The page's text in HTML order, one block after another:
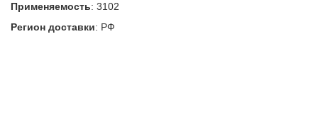
Применяемость: 3102
Регион доставки: РФ